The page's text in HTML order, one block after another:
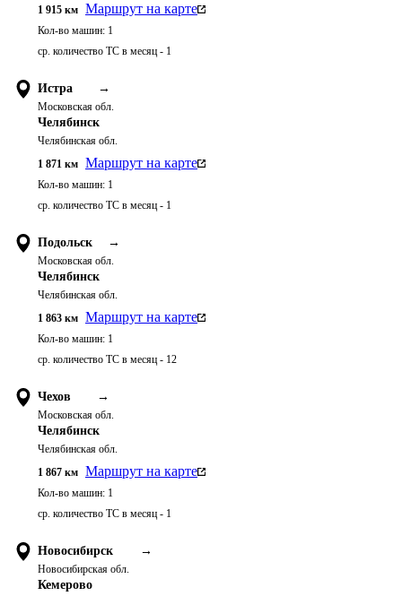
1 915 км Маршрут на карте
Кол-во машин: 1
ср. количество ТС в месяц - 1
Истра →
Московская обл.
Челябинск
Челябинская обл.
1 871 км Маршрут на карте
Кол-во машин: 1
ср. количество ТС в месяц - 1
Подольск →
Московская обл.
Челябинск
Челябинская обл.
1 863 км Маршрут на карте
Кол-во машин: 1
ср. количество ТС в месяц - 12
Чехов →
Московская обл.
Челябинск
Челябинская обл.
1 867 км Маршрут на карте
Кол-во машин: 1
ср. количество ТС в месяц - 1
Новосибирск →
Новосибирская обл.
Кемерово